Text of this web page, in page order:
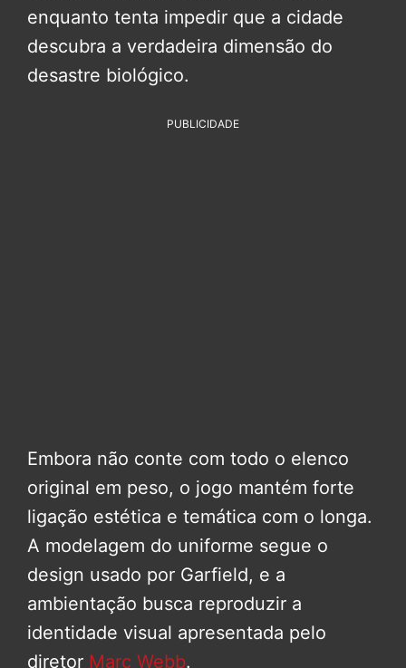
enquanto tenta impedir que a cidade
descubra a verdadeira dimensão do
desastre biológico.
PUBLICIDADE
Embora não conte com todo o elenco
original em peso, o jogo mantém forte
ligação estética e temática com o longa.
A modelagem do uniforme segue o
design usado por Garfield, e a
ambientação busca reproduzir a
identidade visual apresentada pelo
diretor Marc Webb.